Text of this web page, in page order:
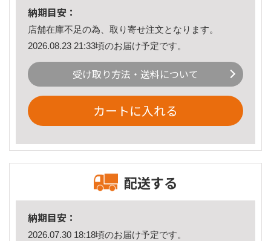
納期目安：
店舗在庫不足の為、取り寄せ注文となります。
2026.08.23 21:33頃のお届け予定です。
受け取り方法・送料について
カートに入れる
配送する
納期目安：
2026.07.30 18:18頃のお届け予定です。